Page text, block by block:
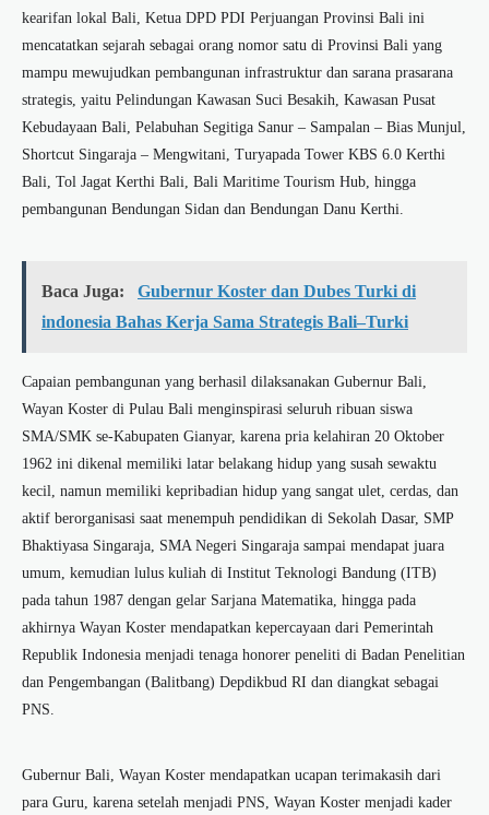
kearifan lokal Bali, Ketua DPD PDI Perjuangan Provinsi Bali ini
mencatatkan sejarah sebagai orang nomor satu di Provinsi Bali yang
mampu mewujudkan pembangunan infrastruktur dan sarana prasarana
strategis, yaitu Pelindungan Kawasan Suci Besakih, Kawasan Pusat
Kebudayaan Bali, Pelabuhan Segitiga Sanur – Sampalan – Bias Munjul,
Shortcut Singaraja – Mengwitani, Turyapada Tower KBS 6.0 Kerthi
Bali, Tol Jagat Kerthi Bali, Bali Maritime Tourism Hub, hingga
pembangunan Bendungan Sidan dan Bendungan Danu Kerthi.
Baca Juga:
Gubernur Koster dan Dubes Turki di
indonesia Bahas Kerja Sama Strategis Bali–Turki
Capaian pembangunan yang berhasil dilaksanakan Gubernur Bali,
Wayan Koster di Pulau Bali menginspirasi seluruh ribuan siswa
SMA/SMK se-Kabupaten Gianyar, karena pria kelahiran 20 Oktober
1962 ini dikenal memiliki latar belakang hidup yang susah sewaktu
kecil, namun memiliki kepribadian hidup yang sangat ulet, cerdas, dan
aktif berorganisasi saat menempuh pendidikan di Sekolah Dasar, SMP
Bhaktiyasa Singaraja, SMA Negeri Singaraja sampai mendapat juara
umum, kemudian lulus kuliah di Institut Teknologi Bandung (ITB)
pada tahun 1987 dengan gelar Sarjana Matematika, hingga pada
akhirnya Wayan Koster mendapatkan kepercayaan dari Pemerintah
Republik Indonesia menjadi tenaga honorer peneliti di Badan Penelitian
dan Pengembangan (Balitbang) Depdikbud RI dan diangkat sebagai
PNS.
Gubernur Bali, Wayan Koster mendapatkan ucapan terimakasih dari
para Guru, karena setelah menjadi PNS, Wayan Koster menjadi kader